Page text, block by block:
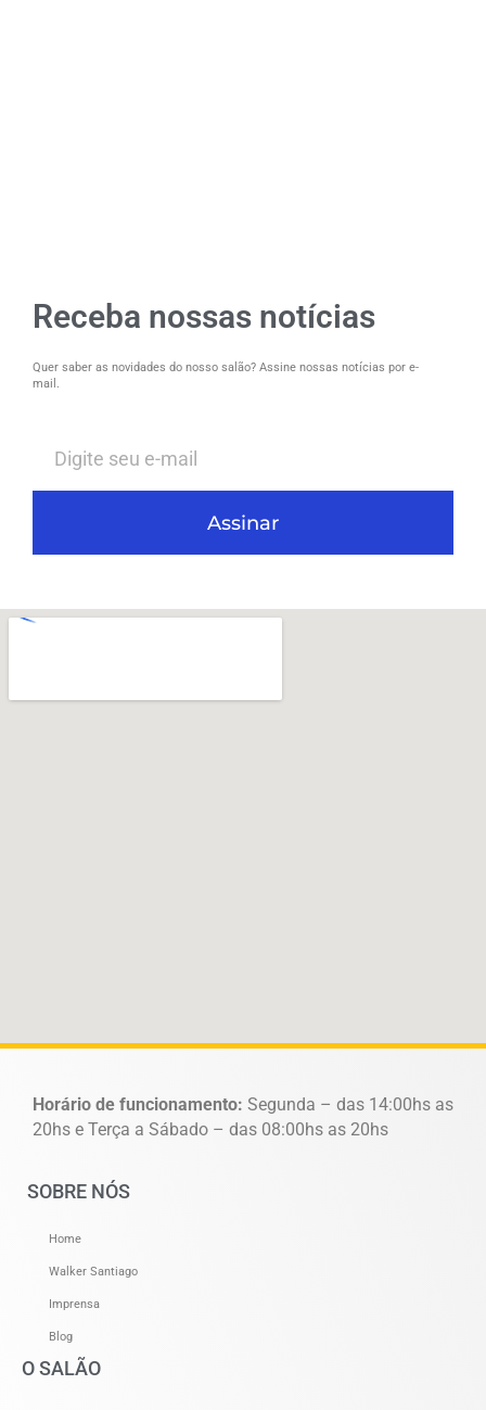
Receba nossas notícias
Quer saber as novidades do nosso salão? Assine nossas notícias por e-
mail.
Assinar
Horário de funcionamento: Segunda – das 14:00hs as
20hs e Terça a Sábado – das 08:00hs as 20hs
SOBRE NÓS
Home
Walker Santiago
Imprensa
Blog
O SALÃO